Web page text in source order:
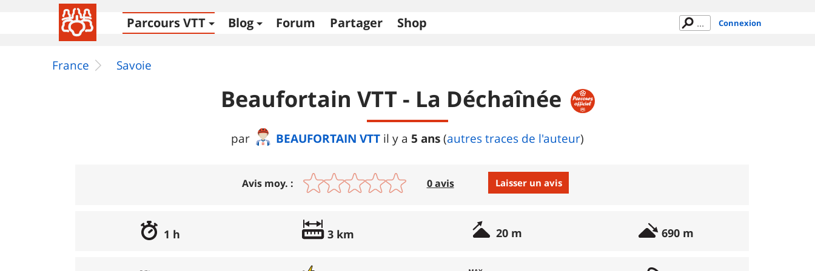
Parcours VTT Blog Forum Partager Shop Connexion
France Savoie
Beaufortain VTT - La Déchaînée
par BEAUFORTAIN VTT il y a 5 ans(autres traces de l'auteur)
Avis moy. : 0 avis Laisser un avis
1 h 3 km 20 m 690 m